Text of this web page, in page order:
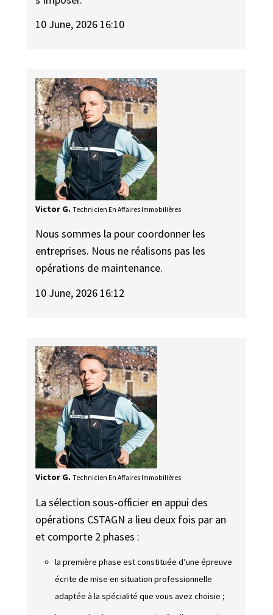
10 June, 2026 16:10
Victor G. Technicien En Affaires Immobilières
Nous sommes la pour coordonner les
entreprises. Nous ne réalisons pas les
opérations de maintenance.
10 June, 2026 16:12
Victor G. Technicien En Affaires Immobilières
La sélection sous-officier en appui des
opérations CSTAGN a lieu deux fois par an
et comporte 2 phases :
la première phase est constituée d’une épreuve
écrite de mise en situation professionnelle
adaptée à la spécialité que vous avez choisie ;